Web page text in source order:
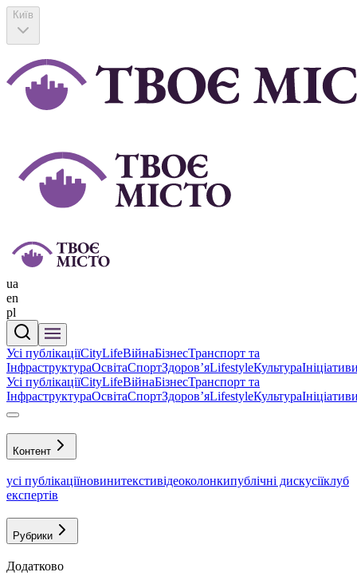
Київ
ua
en
pl
Усі публікаціїCityLifeВійнаБізнесТранспорт та
ІнфраструктураОсвітаСпортЗдоровʼяLifestyleКультура
Усі публікаціїCityLifeВійнаБізнесТранспорт та
ІнфраструктураОсвітаСпортЗдоровʼяLifestyleКультура
Контент
усі публікаціїновинитекстивідеоколонкипублічні дискусіїклуб
експертів
Рубрики
Додатково